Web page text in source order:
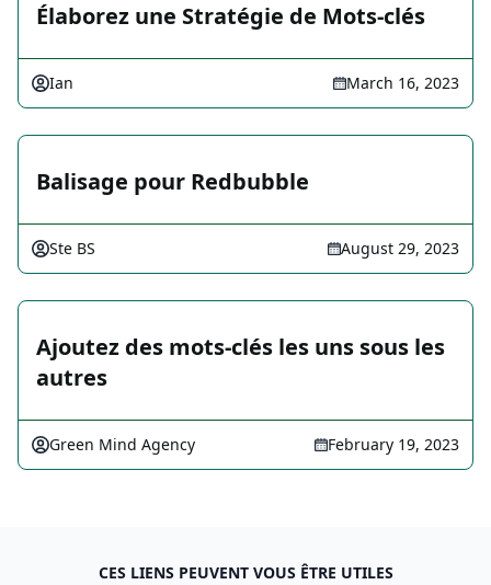
Élaborez une Stratégie de Mots-clés
Ian March 16, 2023
Balisage pour Redbubble
Ste BS August 29, 2023
Ajoutez des mots-clés les uns sous les
autres
Green Mind Agency February 19, 2023
CES LIENS PEUVENT VOUS ÊTRE UTILES